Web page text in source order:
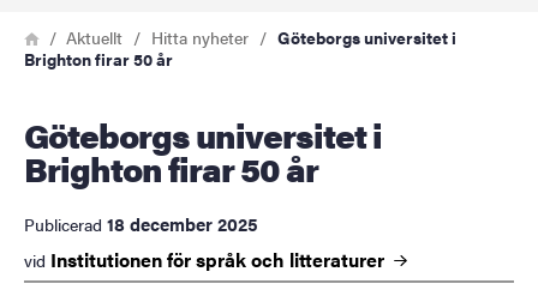
Länkstig
HemAktuellt Hitta nyheter
Göteborgs universitet i
Brighton firar 50 år
Göteborgs universitet i
Brighton firar 50 år
Publicerad 18 december 2025
vid Institutionen för språk och litteraturer